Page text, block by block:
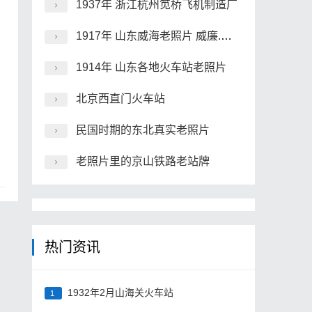
1937年 浙江杭州笕桥飞机制造厂
1917年 山东威海老照片 威廉.库珀摄
1914年 山东各地火车站老照片
北京西直门火车站
民国时期的东北真实老照片
老照片里的京山铁路老站牌
热门资讯
1 1932年2月山海关火车站